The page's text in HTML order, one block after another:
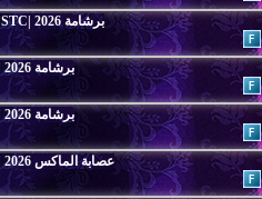
WEB-DL 1080p |STC| 2026 برشامة
WEB-DL 2160p | 2026 برشامة
WEB-DL 1080p | 2026 برشامة
WEB-DL 1080p | 2026 عصابة الماكس